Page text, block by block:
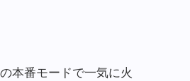
本番モードで一気に火